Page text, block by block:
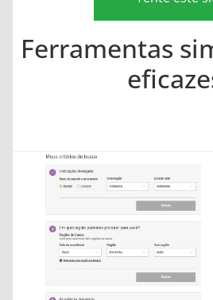
Ferramentas